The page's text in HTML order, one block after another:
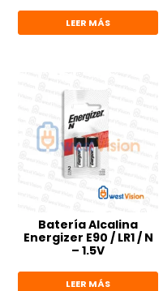
LEER MÁS
Batería Alcalina
Energizer E90 / LR1 / N
– 1.5V
LEER MÁS